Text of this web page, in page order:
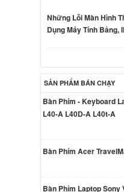
Những Lỗi Màn Hình
Dụng Máy Tính Bảng,
SẢN PHẨM BÁN CHẠY
Bàn Phím - Keyboard
L40-A L40D-A L40t-A
Bàn Phím Acer
Bàn Phím Laptop Sony